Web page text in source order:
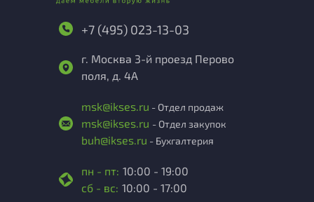
+7 (495) 023-13-03
г. Москва 3-й проезд Перово
поля, д. 4А
msk@ikses.ru - Отдел продаж
msk@ikses.ru - Отдел закупок
buh@ikses.ru - Бухгалтерия
пн - пт: 10:00 - 19:00
сб - вс: 10:00 - 17:00